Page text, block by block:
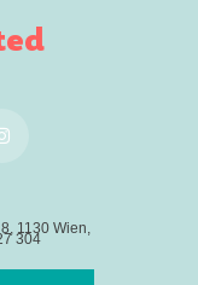
1130 Wien,
304